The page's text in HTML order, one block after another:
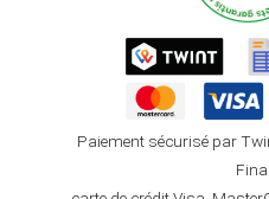
Paiement sécurisé par